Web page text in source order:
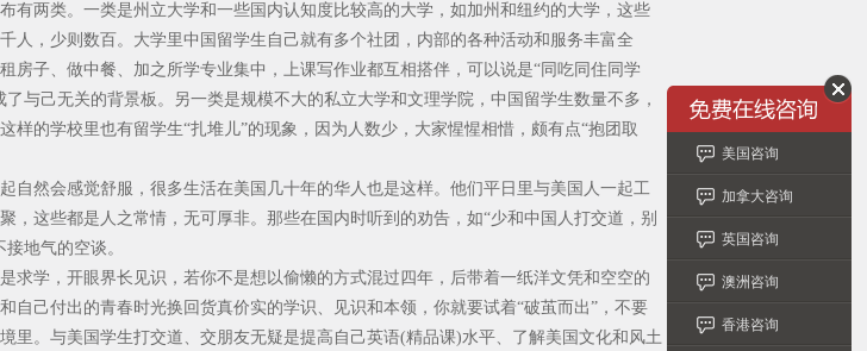
有两类。一类是州立大学和一些国内认知度比较高的大学，如加州和纽约的大学，这些
人，少则数百。大学里中国留学生自己就有多个社团，内部的各种活动和服务丰富全
房子、做中餐、加之所学专业集中，上课写作业都互相搭伴，可以说是“同吃同住同学
与己无关的背景板。另一类是规模不大的私立大学和文理学院，中国留学生数量不多，
样的学校里也有留学生“扎堆儿”的现象，因为人数少，大家惺惺相惜，颇有点“抱团取
自然会感觉舒服，很多生活在美国几十年的华人也是这样。他们平日里与美国人一起工
，这些都是人之常情，无可厚非。那些在国内时听到的劝告，如“少和中国人打交道，别
地气的空谈。
求学，开眼界长见识，若你不是想以偷懒的方式混过四年，后带着一纸洋文凭和空空的
自己付出的青春时光换回货真价实的学识、见识和本领，你就要试着“破茧而出”，不要
里。与美国学生打交道、交朋友无疑是提高自己英语(精品课)水平、了解美国文化和风土
美国咨询
加拿大咨询
英国咨询
澳洲咨询
香港咨询